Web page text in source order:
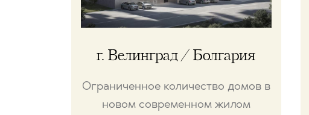
г. Велинград / Болгария
Ограниченное количество домов в
новом современном жилом